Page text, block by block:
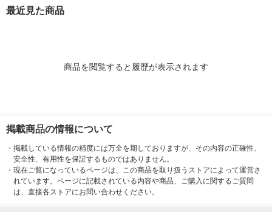
最近見た商品
商品を閲覧すると履歴が表示されます
掲載商品の情報について
・ 掲載している情報の精度には万全を期しておりますが、その内容の正確性、
安全性、有用性を保証するものではありません。
・ 現在ご覧になっているページは、この商品を取り扱うストアによって運営さ
れています。ページに記載されている内容や商品、ご購入に関するご質問
は、直接各ストアにお問い合わせください。